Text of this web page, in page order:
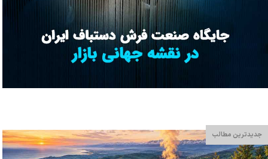
جدیدترین مطالب